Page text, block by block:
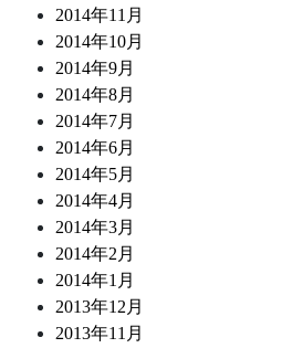
2014年11月
2014年10月
2014年9月
2014年8月
2014年7月
2014年6月
2014年5月
2014年4月
2014年3月
2014年2月
2014年1月
2013年12月
2013年11月